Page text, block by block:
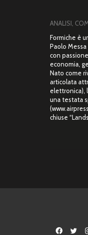
ANALISI,
Formiche è
Paolo
con
economia,
Nato come
articolata
elettronica),
una testata
chiuse